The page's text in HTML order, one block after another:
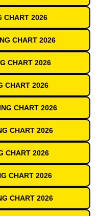
CHART 2026
CHART 2026
CHART 2026
CHART 2026
CHART 2026
CHART 2026
CHART 2026
CHART 2026
CHART 2026